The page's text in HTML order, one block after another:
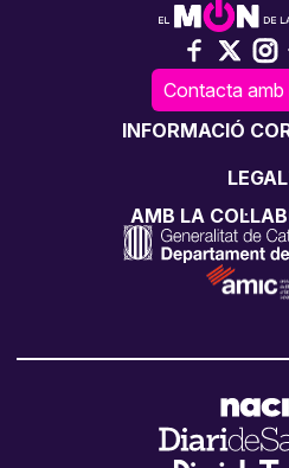
Contacta amb
INFORMACIÓ
LEGAL
AMB LA